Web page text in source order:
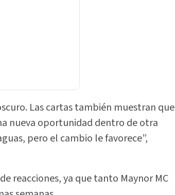
Las cartas también muestran que
nueva oportunidad dentro de otra
pero el cambio le favorece”,
reacciones, ya que tanto Maynor MC